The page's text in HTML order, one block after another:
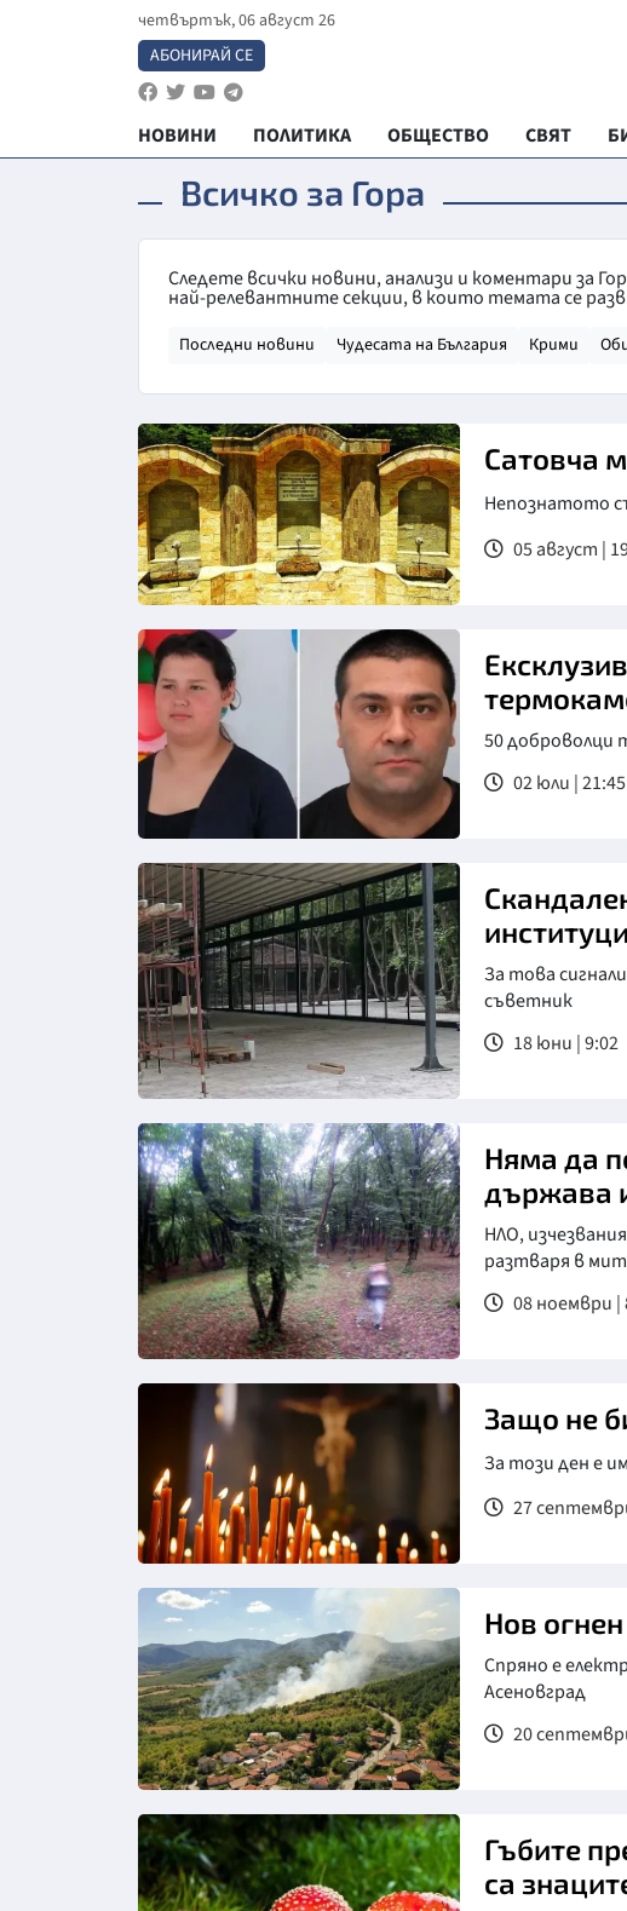
четвъртък, 06 август 26
АБОНИРАЙ СЕ
НОВИНИ ПОЛИТИКА ОБЩЕСТВО СВЯТ
Всичко за Гора
Следете всички новини, анализи и коментари за
най-релевантните секции, в които темата се
Последни новини Чудесата на България Крими
Сатовча
Непознатото
05 август |
50
02 юли | 21:45
За това
съветник
18 юни | 9:02
Снимка: Trip Advisor
Няма да
държава
НЛО,
разтваря в мит
08 ноември |
Защо не
За този ден е
27
Нов
Спряно е
Асеновград
20
Гъбите
са